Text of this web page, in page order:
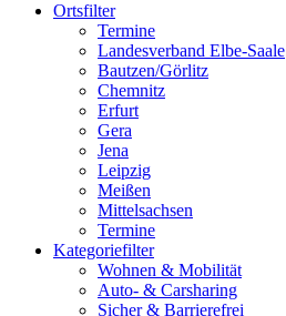
Ortsfilter
Termine
Landesverband Elbe-Saale
Bautzen/Görlitz
Chemnitz
Erfurt
Gera
Jena
Leipzig
Meißen
Mittelsachsen
Termine
Kategoriefilter
Wohnen & Mobilität
Auto- & Carsharing
Sicher & Barrierefrei